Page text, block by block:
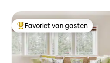
Topfavoriet van gasten
Favoriet van gasten